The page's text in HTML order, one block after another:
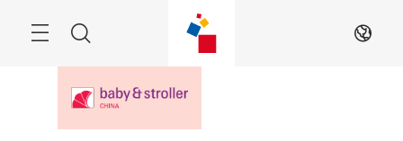
目
ZH